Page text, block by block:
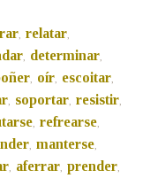
, relatar,
, determinar,
, oír, escoitar,
, soportar, resistir,
, refrearse,
, manterse,
, aferrar, prender,